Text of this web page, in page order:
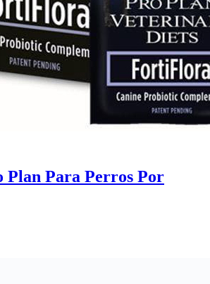
Para Perros Por